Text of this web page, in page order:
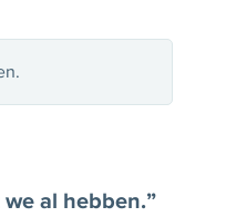
al hebben.”